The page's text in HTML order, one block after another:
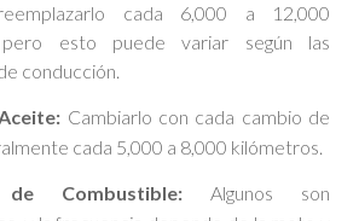
cada 6,000 a 12,000
pero esto puede variar según las
conducción.
Cambiarlo con cada cambio de
cada 5,000 a 8,000 kilómetros.
Combustible:
Algunos son